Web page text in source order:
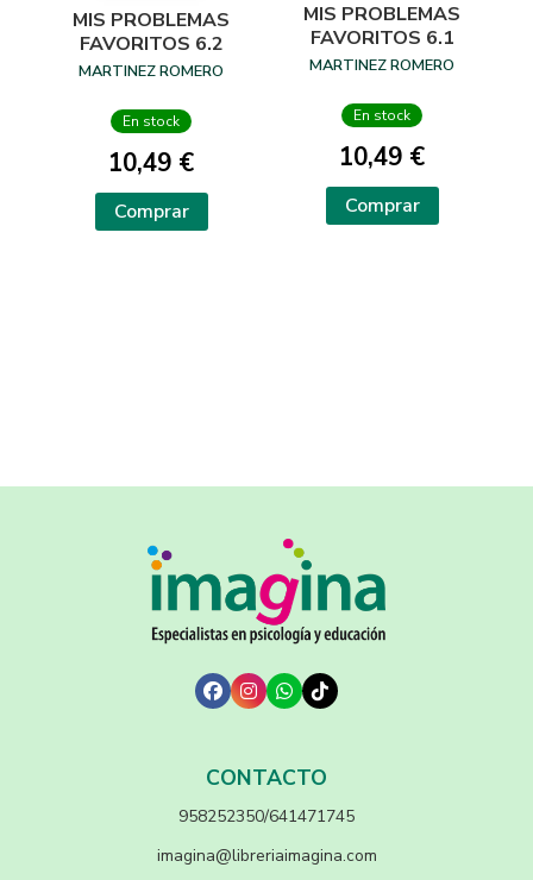
MIS PROBLEMAS
FAVORITOS 6.2
MARTINEZ ROMERO
En stock
10,49 €
Comprar
MIS PROBLEMAS
FAVORITOS 6.1
MARTINEZ ROMERO
En stock
10,49 €
Comprar
CONTACTO
958252350/641471745
imagina@libreriaimagina.com